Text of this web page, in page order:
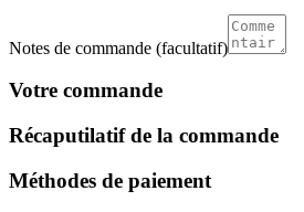
Notes de commande (facultatif)
Votre commande
Récaputilatif de la commande
Méthodes de paiement